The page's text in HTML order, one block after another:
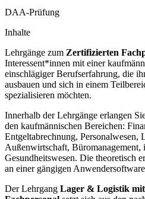
DAA-Prüfung
Inhalte
Lehrgänge zum Zertifizierten
Interessent*innen mit einer
einschlägiger Berufserfahrung, die
ausbauen und sich in einem
spezialisieren möchten.
Innerhalb der Lehrgänge erlangen
den kaufmännischen Bereichen:
Entgeltabrechnung,
Außenwirtschaft,
Gesundheitswesen. Die theoretisch
an einer gängigen
Der Lehrgang Lager & Logistik